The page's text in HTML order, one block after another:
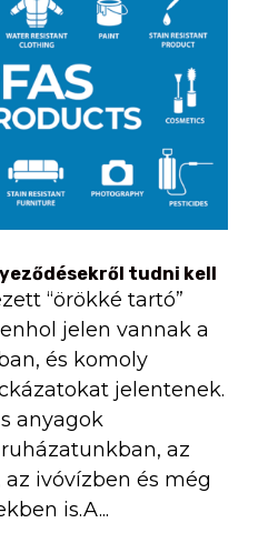
tudni kell
“örökké tartó”
jelen vannak a
és komoly
jelentenek.
anyagok
az
ivóvízben és még
is.A...